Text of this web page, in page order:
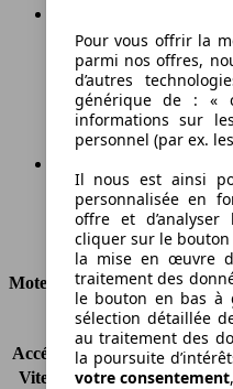
115 g/km
Émissions de CO2
Ø 4.3 l/100km
Consommation
Moteur et Puissance
KW (CH)
50
Accélération (0-100 km/h)
Vitesse maximale (km/h)
Pour vous offrir la
parmi nos offres,
d’autres
générique de : «
informations sur
personnel (par ex.
Il nous est ainsi
personnalisée en
offre et
cliquer sur le
la mise en œuvre
traitement des
le bouton en bas à
sélection détaillée
au traitement des
la poursuite
votre consentement